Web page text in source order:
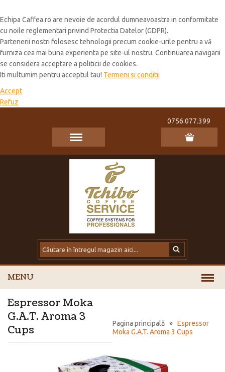
Echipa Caffea.ro are nevoie de acordul dumneavoastra in conformitate
cu noile reglementari privind Protectia Datelor (GDPR).
Partenerii nostri folosesc tehnologii precum cookie-urile pentru a vă
furniza cea mai buna experienta pe site-ul nostru. Continuarea navigarii
se considera acceptare a politicii de cookies.
Iti multumim pentru acceptul tau! Termeni si conditii
Accept
Refuz
0756.077.399
MENU
Pagina principală » Espressor
Moka G.A.T. Aroma 3 Cups
Espressor Moka
G.A.T. Aroma 3
Cups